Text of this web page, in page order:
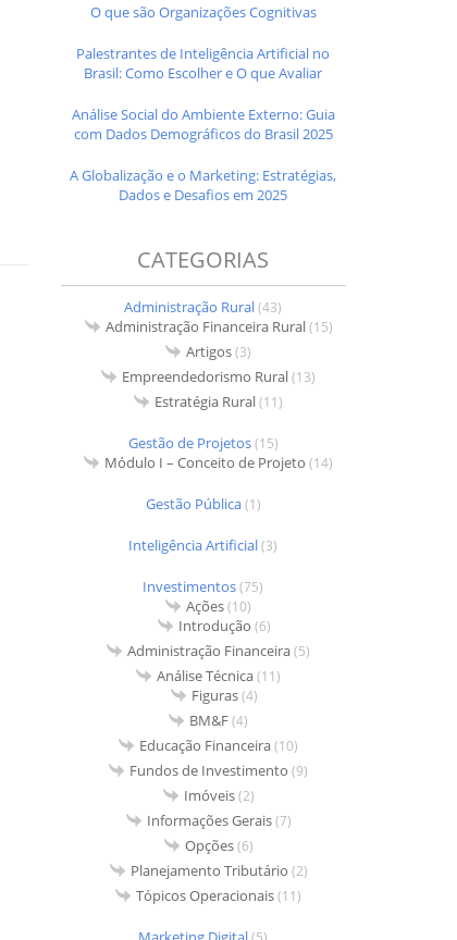
O que são Organizações Cognitivas
Palestrantes de Inteligência Artificial no
Brasil: Como Escolher e O que Avaliar
Análise Social do Ambiente Externo: Guia
com Dados Demográficos do Brasil 2025
A Globalização e o Marketing: Estratégias,
Dados e Desafios em 2025
CATEGORIAS
Administração Rural(43)
Administração Financeira Rural(15)
Artigos(3)
Empreendedorismo Rural(13)
Estratégia Rural(11)
Gestão de Projetos(15)
Módulo I – Conceito de Projeto (14)
Gestão Pública(1)
Inteligência Artificial(3)
Investimentos(75)
Ações(10)
Introdução (6)
Administração Financeira(5)
Análise Técnica(11)
Figuras(4)
BM&F(4)
Educação Financeira(10)
Fundos de Investimento (9)
Imóveis(2)
Informações Gerais(7)
Opções(6)
Planejamento Tributário (2)
Tópicos Operacionais(11)